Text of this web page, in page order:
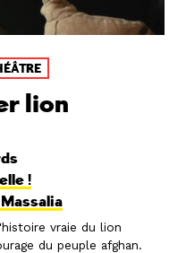
lion
!
vraie du lion
du peuple afghan.